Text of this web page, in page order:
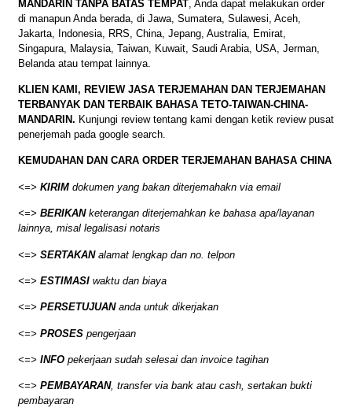
MANDARIN TANPA BATAS TEMPAT , Anda dapat melakukan order
di manapun Anda berada, di Jawa, Sumatera, Sulawesi, Aceh,
Jakarta, Indonesia, RRS, China, Jepang, Australia, Emirat,
Singapura, Malaysia, Taiwan, Kuwait, Saudi Arabia, USA, Jerman,
Belanda atau tempat lainnya.
KLIEN KAMI, REVIEW JASA TERJEMAHAN DAN TERJEMAHAN
TERBANYAK DAN TERBAIK BAHASA TETO-TAIWAN-CHINA-
MANDARIN. Kunjungi review tentang kami dengan ketik review pusat
penerjemah pada google search.
KEMUDAHAN DAN CARA ORDER TERJEMAHAN BAHASA CHINA
<=> KIRIM dokumen yang bakan diterjemahakn via email
<=> BERIKANketerangan diterjemahkan ke bahasa apa/layanan
lainnya, misal legalisasi notaris
<=> SERTAKANalamat lengkap dan no. telpon
<=> ESTIMASI waktu dan biaya
<=> PERSETUJUANanda untuk dikerjakan
<=> PROSES pengerjaan
<=> INFO pekerjaan sudah selesai dan invoice tagihan
<=> PEMBAYARAN, transfer via bank atau cash, sertakan bukti
pembayaran